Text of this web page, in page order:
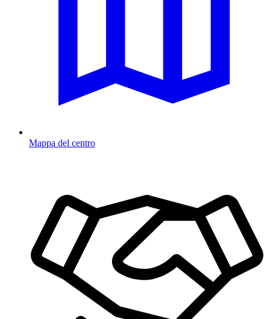
Mappa del centro